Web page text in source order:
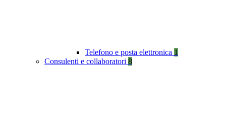
Telefono e posta elettronica 1
Consulenti e collaboratori 8